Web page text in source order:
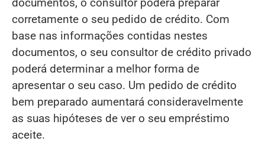
documentos, o consultor poderá preparar
corretamente o seu pedido de crédito. Com
base nas informações contidas nestes
documentos, o seu consultor de crédito privado
poderá determinar a melhor forma de
apresentar o seu caso. Um pedido de crédito
bem preparado aumentará consideravelmente
as suas hipóteses de ver o seu empréstimo
aceite.